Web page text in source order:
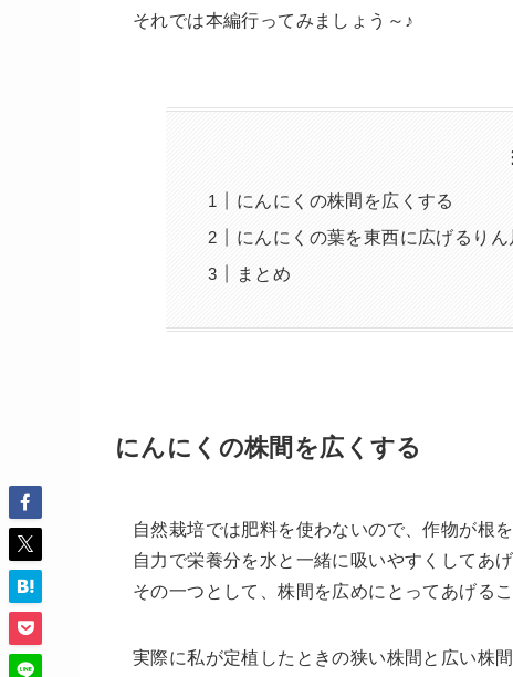
それでは本編行ってみましょう～♪
にんにくの株間を広くする
にんにくの葉を東西に広げるりん
まとめ
にんにくの株間を広くする
自然栽培では肥料を使わないので、作物が根
自力で栄養分を水と一緒に吸いやすくしてあ
その一つとして、株間を広めにとってあげるこ
実際に私が定植したときの狭い株間と広い株